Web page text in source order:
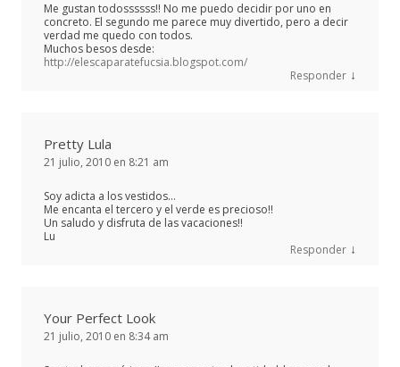
Me gustan todossssss!! No me puedo decidir por uno en
concreto. El segundo me parece muy divertido, pero a decir
verdad me quedo con todos.
Muchos besos desde:
http://elescaparatefucsia.blogspot.com/
Responder ↓
Pretty Lula
21 julio, 2010 en 8:21 am
Soy adicta a los vestidos…
Me encanta el tercero y el verde es precioso!!
Un saludo y disfruta de las vacaciones!!
Lu
Responder ↓
Your Perfect Look
21 julio, 2010 en 8:34 am